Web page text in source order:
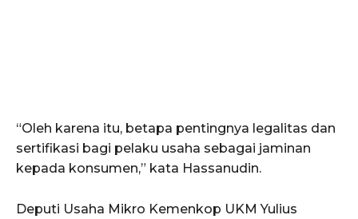
“Oleh karena itu, betapa pentingnya legalitas dan
sertifikasi bagi pelaku usaha sebagai jaminan
kepada konsumen,” kata Hassanudin.
Deputi Usaha Mikro Kemenkop UKM Yulius